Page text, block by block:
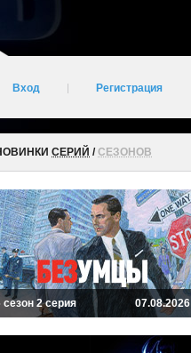
Вход Регистрация
СЕРИЙ /СЕЗОНОВ
сезон 2 серия 07.08.2026